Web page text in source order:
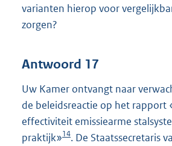
varianten hierop voor
zorgen?
Antwoord 17
Uw Kamer ontvangt naar
de beleidsreactie op het rapport
effectiviteit emissiearme
praktijk»14. De Staatssecretaris